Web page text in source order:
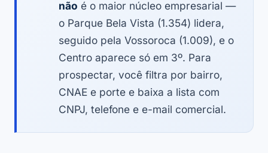
não é o maior núcleo empresarial —
o Parque Bela Vista (1.354) lidera,
seguido pela Vossoroca (1.009), e o
Centro aparece só em 3º. Para
prospectar, você filtra por bairro,
CNAE e porte e baixa a lista com
CNPJ, telefone e e-mail comercial.